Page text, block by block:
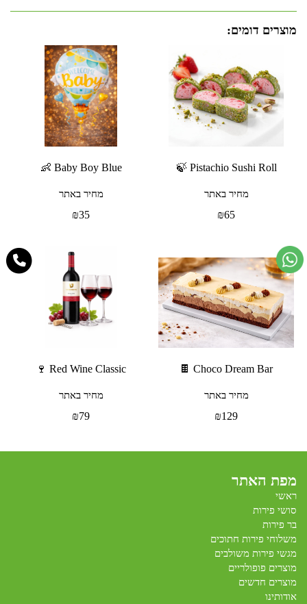
מוצרים דומים:
Pistachio Sushi Roll 🍃
מחיר באתר
₪65
Baby Boy Blue 👶
מחיר באתר
₪35
Choco Dream Bar 🍫
מחיר באתר
₪129
Red Wine Classic 🍷
מחיר באתר
₪79
מפת האתר
ראשי
סושי פירות
בר פירות
משלוחי פירות חתוכים
מגשי פירות משולבים
מוצרים פופולריים
מוצרים חדשים
אודותינו